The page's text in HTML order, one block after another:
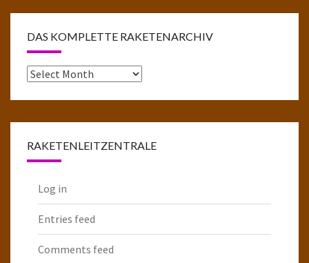
DAS KOMPLETTE RAKETENARCHIV
Das
RAKETENLEITZENTRALE
Log in
Entries feed
Comments feed